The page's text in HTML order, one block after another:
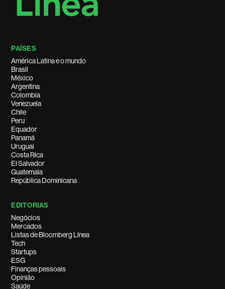
PAÍSES
América Latina e o mundo
Brasil
México
Argentina
Colombia
Venezuela
Chile
Peru
Equador
Panamá
Uruguai
Costa Rica
El Salvador
Guatemala
República Dominicana
EDITORIAS
Negócios
Mercados
Listas de Bloomberg Línea
Tech
Startups
ESG
Finanças pessoais
Opinião
Saúde